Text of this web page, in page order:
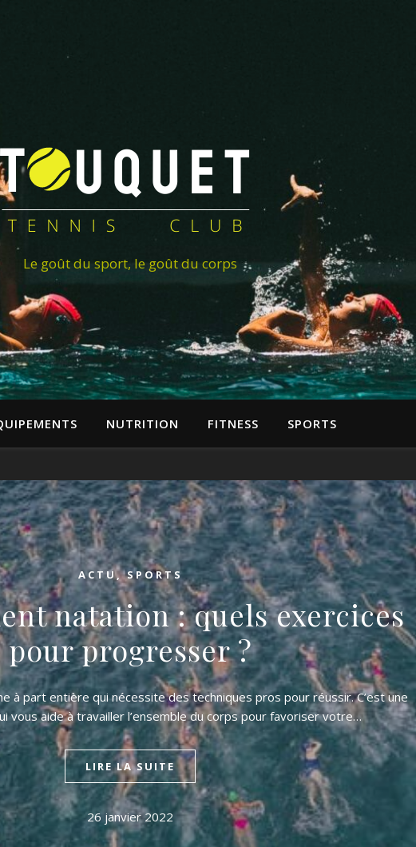
Le goût du sport, le goût du corps
NUTRITION FITNESS SPORTS
ACTU,SPORTS
natation : quels exercices
pour progresser ?
à part entière qui nécessite des techniques pros pour réussir. C’est une
vous aide à travailler l’ensemble du corps pour favoriser votre…
LIRE LA SUITE
26 janvier 2022